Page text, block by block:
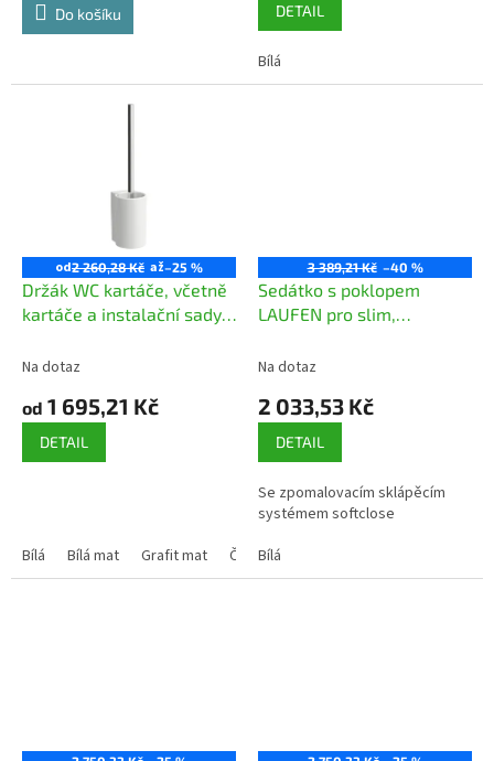
Do košíku DETAIL
Bílá
od2 260,28 Kč až–25 %
Držák WC kartáče, včetně
kartáče a instalační sady,
Na dotaz
od 1 695,21 Kč
DETAIL
Bílá Bílá mat Grafit mat Černá mat
3 389,21 Kč –40 %
Sedátko s poklopem
LAUFEN pro slim,
sklápěcí systém
Na dotaz
2 033,53 Kč
DETAIL
Se zpomalovacím sklápěcím
systémem softclose
Bílá